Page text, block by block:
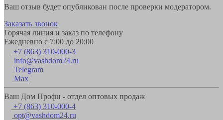
Ваш отзыв будет опубликован после проверки модератором.
Заказать звонок
Горячая линия и заказ по телефону
Ежедневно с 7:00 до 20:00
+7 (863) 310-000-3
info@vashdom24.ru
Telegram
Max
Ваш Дом Профи - отдел оптовых продаж
+7 (863) 310-000-4
opt@vashdom24.ru